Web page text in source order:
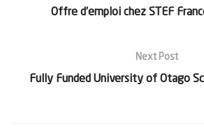
(+100) Offre d’emploi chez STEF
Next Post
Fully Funded University of Otago